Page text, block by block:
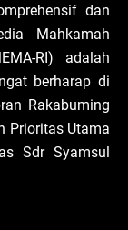
dan
Mahkamah
RI) adalah
berharap di
Rakabuming
Prioritas Utama
Sdr Syamsul